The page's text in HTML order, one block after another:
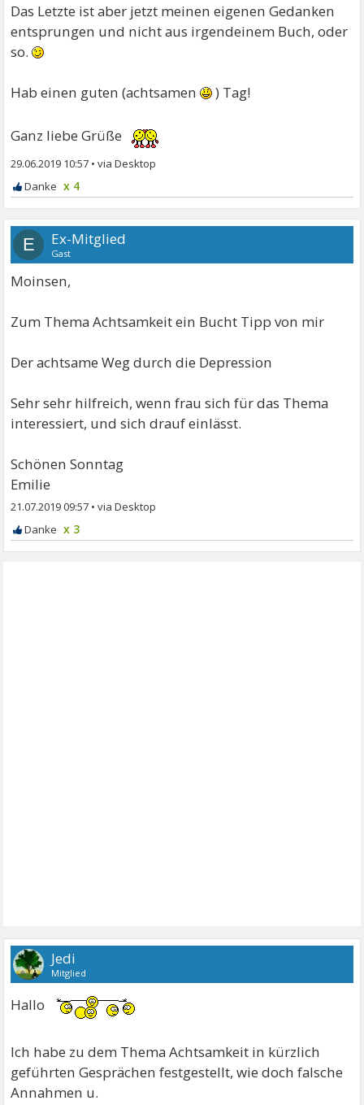
Das Letzte ist aber jetzt meinen eigenen Gedanken
entsprungen und nicht aus irgendeinem Buch, oder
so.
Hab einen guten (achtsamen ) Tag!
Ganz liebe Grüße
29.06.2019 10:57 •
x 4
E Ex-Mitglied
Gast
Moinsen,
Zum Thema Achtsamkeit ein Bucht Tipp von mir
Der achtsame Weg durch die Depression
Sehr sehr hilfreich, wenn frau sich für das Thema
interessiert, und sich drauf einlässt.
Schönen Sonntag
Emilie
21.07.2019 09:57 •
x 3
Jedi
Mitglied
Hallo
Ich habe zu dem Thema Achtsamkeit in kürzlich
geführten Gesprächen festgestellt, wie doch falsche
Annahmen u.